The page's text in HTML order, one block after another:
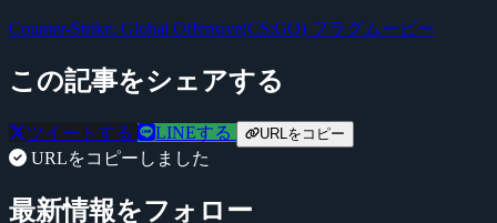
Counter-Strike: Global Offensive(CS:GO) フラグムービー
この記事をシェアする
ツイートする LINEする URLをコピー
URLをコピーしました
最新情報をフォロー